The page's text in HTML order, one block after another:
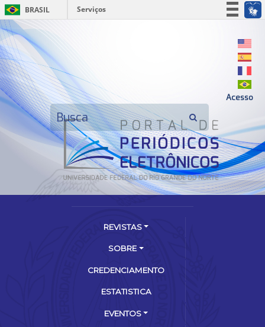
BRASIL
Serviços
Acesso
REVISTAS
SOBRE
CREDENCIAMENTO
ESTATISTICA
EVENTOS